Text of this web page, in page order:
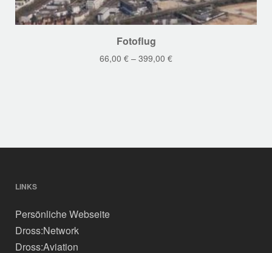
Produkt
weist
Fotoflug
66,00 € – 399,00 €
LINKS
Persönliche Webseite
Dross:Network
Dross:Aviation